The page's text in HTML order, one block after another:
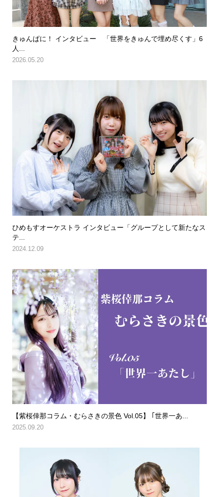
きゅんぱに！ インタビュー 「世界をきゅんで埋め尽くす」6
人...
2026.05.20
ひめもすオーケストラ インタビュー「グループとして新たなス
テ...
2024.12.09
【紫桜倖那コラム・むらさきの景色 Vol.05】 ｢世界一あ...
2025.09.20